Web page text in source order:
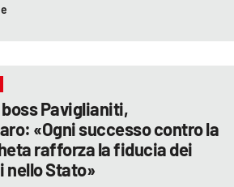
Paviglianiti,
«Ogni successo contro la
rafforza la fiducia dei
Stato»